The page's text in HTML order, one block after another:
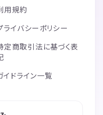
用規約
ライバシーポリシー
定商取引法に基づく表
イドライン一覧